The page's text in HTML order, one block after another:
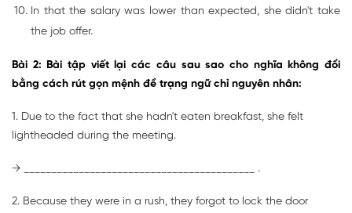
In that the salary was lower than expected, she didn't take
the job offer.
Bài 2: Bài tập viết lại các câu sau sao cho nghĩa không đổi
bằng cách rút gọn mệnh đề trạng ngữ chỉ nguyên nhân:
1. Due to the fact that she hadn't eaten breakfast, she felt
lightheaded during the meeting.
→ __________________________________________ .
2. Because they were in a rush, they forgot to lock the door